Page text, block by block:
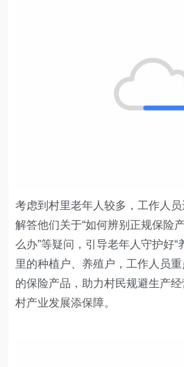
考虑到村里老年人较多，工作人
解答他们关于“如何辨别正规保险
么办”等疑问，引导老年人守护好“
里的种植户、养殖户，工作人员
的保险产品，助力村民规避生产
村产业发展添保障。